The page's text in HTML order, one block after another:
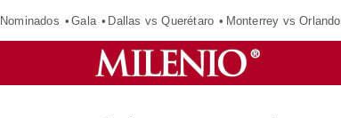
Nominados Gala Dallas vs Querétaro Monterrey vs Orlando